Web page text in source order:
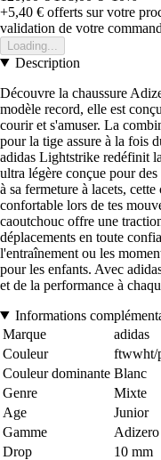
+5,40 € offerts sur votre
validation de votre
Loading...
Description
Découvre la chaussure
modèle record, elle est
courir et s'amuser. La
pour la tige assure à la fois
adidas Lightstrike redéfinit
ultra légère conçue pour
à sa fermeture à lacets,
confortable lors de tes
caoutchouc offre une
déplacements en toute
l'entraînement ou les
pour les enfants. Avec
et de la performance à
Informations
Marque
adidas
Couleur
ftwwht/
Couleur dominante Blanc
Genre
Mixte
Age
Junior
Gamme
Drop
10 mm